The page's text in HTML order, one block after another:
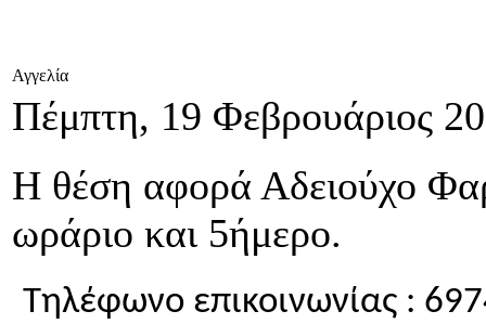
Αγγελία
Πέμπτη, 19 Φεβρουάριος
Η θέση αφορά Αδειούχο
ωράριο και 5ήμερο.
Τηλέφωνο επικοινωνίας :